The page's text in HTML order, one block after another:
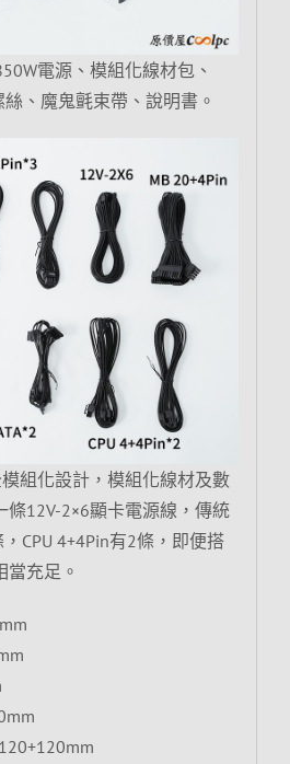
電源、模組化線材包、
絲、魔鬼氈束帶、說明書。
模組化設計，模組化線材及數
條12V-2×6顯卡電源線，傳統
CPU 4+4Pin有2條，即便搭
充足。